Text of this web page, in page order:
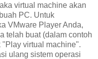
virtual machine akan
PC. Untuk
VMware Player Anda,
telah buat (dalam contoh
virtual machine".
ulang sistem operasi